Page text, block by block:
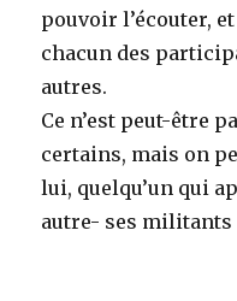
pouvoir l’écouter,
chacun des
autres.
Ce n’est peut-être
certains, mais on
lui, quelqu’un qui
autre- ses